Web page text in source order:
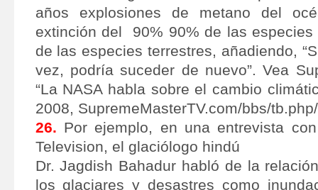
años explosiones de metano del
extinción del 90% 90% de las
de las especies terrestres, añadiendo,
vez, podría suceder de nuevo”. Vea
“La NASA habla sobre el cambio
2008, SupremeMasterTV.com/bbs/
26. Por ejemplo, en una entrevista
Television, el glaciólogo hindú
Dr. Jagdish Bahadur habló de la
los glaciares y desastres como